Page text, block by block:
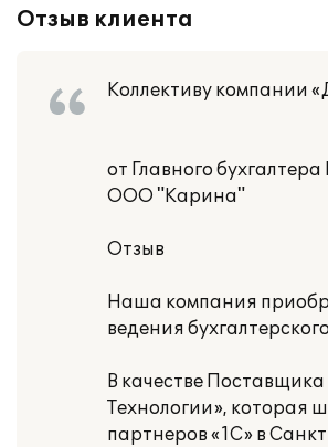
Отзыв клиента
Коллективу компании
от Главного
ООО "Карина"
Отзыв
Наша компания
ведения
В качестве
Технологии», которая
партнеров «1С» в